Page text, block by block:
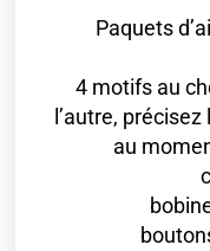
Paquets
4 motifs au
l’autre,
au